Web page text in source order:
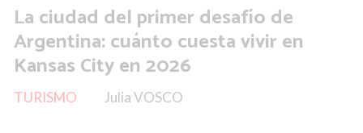
La ciudad del primer desafío de
Argentina: cuánto cuesta vivir en
Kansas City en 2026
Julia VOSCO
TURISMO